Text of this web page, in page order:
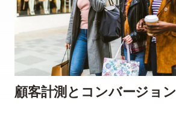
顧客計測とコンバージョン